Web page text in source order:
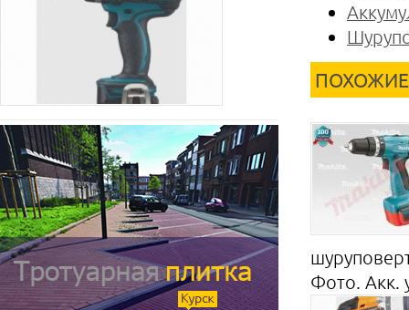
Фото. Акк.